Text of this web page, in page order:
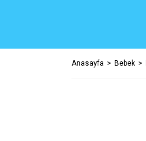
Anasayfa Bebek